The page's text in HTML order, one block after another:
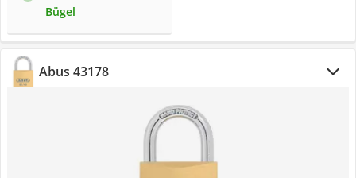
Bügel
Abus 43178